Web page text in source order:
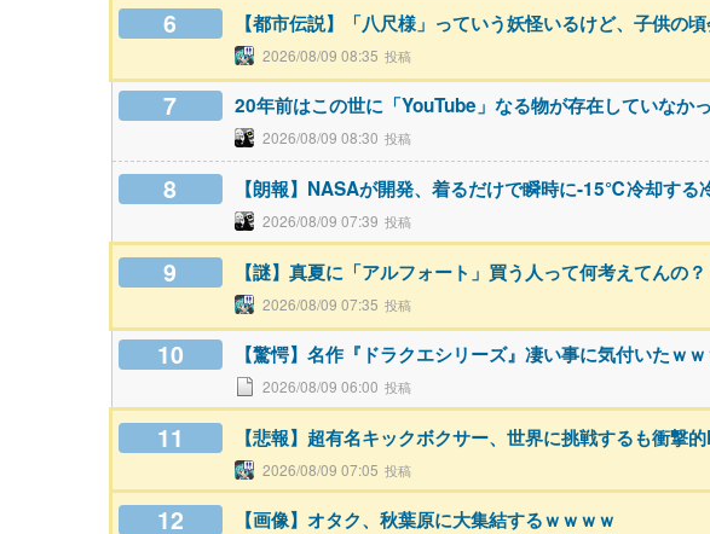
6 【都市伝説】「八尺様」っていう妖怪いるけど、子供の
2026/08/09 08:35
7 20年前はこの世に「YouTube」なる物が存在していなか
2026/08/09 08:30
8 【朗報】NASAが開発、着るだけで瞬時に-15℃冷却する
2026/08/09 07:39
9 【謎】真夏に「アルフォート」買う人って何考えてんの
2026/08/09 07:35
10 【驚愕】名作『ドラクエシリーズ』凄い事に気付いた
2026/08/09 06:00
11 【悲報】超有名キックボクサー、世界に挑戦するも衝撃
2026/08/09 07:05
12 【画像】オタク、秋葉原に大集結するｗｗｗｗ